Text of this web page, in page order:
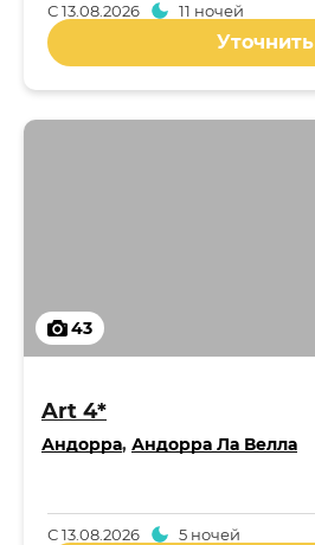
С13.08.2026 11 ночей
Уточнить
43
Art 4*
Андорра, Андорра Ла Велла
С13.08.2026 5 ночей